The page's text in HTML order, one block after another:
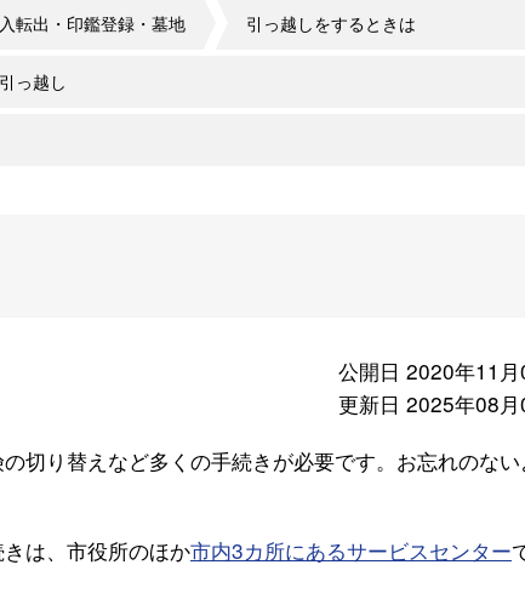
転出・印鑑登録・墓地 引っ越しをするときは
引っ越し
公開日 2020年11月
更新日 2025年08月
切り替えなど多くの手続きが必要です。お忘れのない
は、市役所のほか市内3カ所にあるサービスセンター